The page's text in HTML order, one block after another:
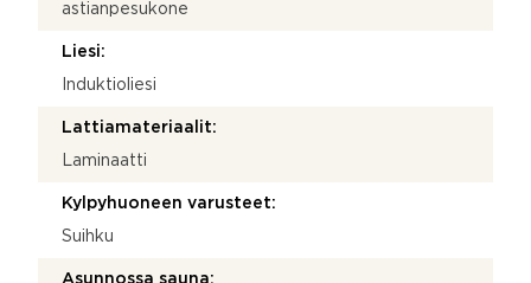
astianpesukone
Liesi:
Induktioliesi
Lattiamateriaalit:
Laminaatti
Kylpyhuoneen varusteet:
Suihku
Asunnossa sauna: